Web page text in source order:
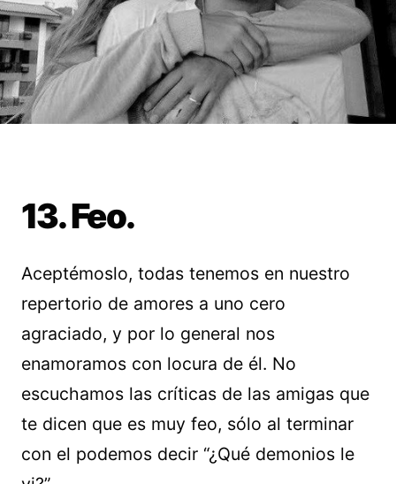
13. Feo.
Aceptémoslo, todas tenemos en nuestro
repertorio de amores a uno cero
agraciado, y por lo general nos
enamoramos con locura de él. No
escuchamos las críticas de las amigas que
te dicen que es muy feo, sólo al terminar
con el podemos decir “¿Qué demonios le